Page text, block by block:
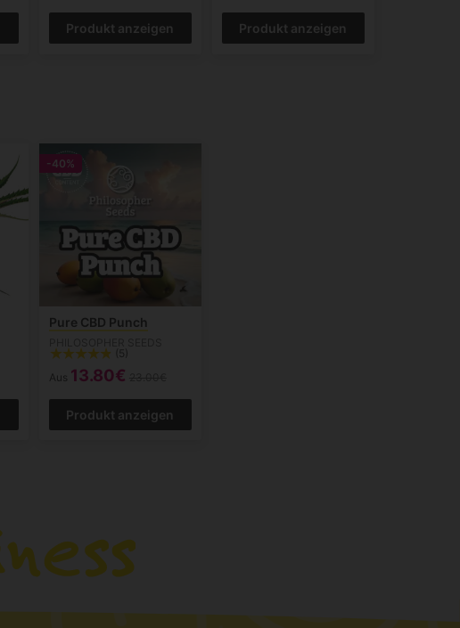
Produkt anzeigen Produkt anzeigen
-40%
Pure CBD Punch
(5)
Aus 13.80€
Produkt anzeigen